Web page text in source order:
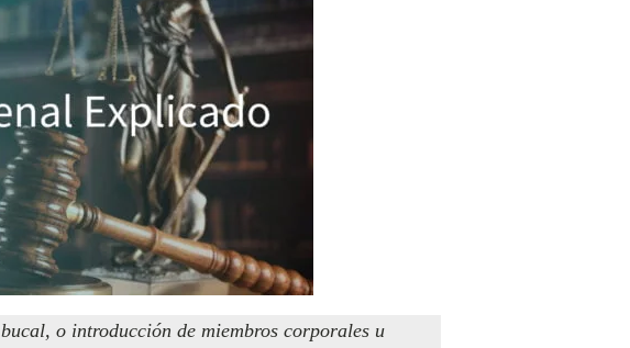
o introducción de miembros corporales u